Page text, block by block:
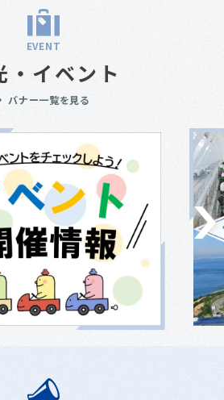
EVENT
・イベント
バナー一覧を見る